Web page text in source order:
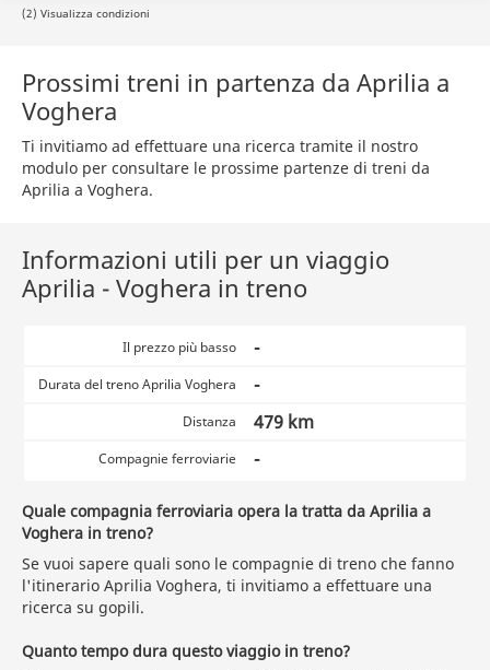
(2) Visualizza condizioni
Prossimi treni in partenza da Aprilia a
Voghera
Ti invitiamo ad effettuare una ricerca tramite il nostro
modulo per consultare le prossime partenze di treni da
Aprilia a Voghera.
Informazioni utili per un viaggio
Aprilia - Voghera in treno
Il prezzo più basso -
Durata del treno Aprilia Voghera -
Distanza 479 km
Compagnie ferroviarie -
Quale compagnia ferroviaria opera la tratta da Aprilia a
Voghera in treno?
Se vuoi sapere quali sono le compagnie di treno che fanno
l'itinerario Aprilia Voghera, ti invitiamo a effettuare una
ricerca su gopili.
Quanto tempo dura questo viaggio in treno?